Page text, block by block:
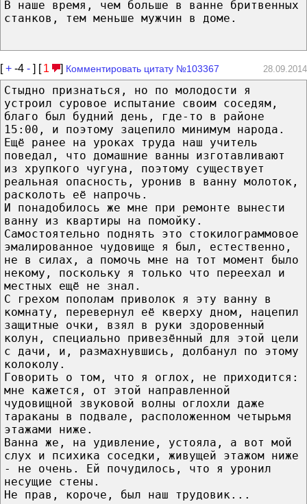
В наше время, чем больше в ванне бритвенных
станков, тем меньше мужчин в доме.
[+ -4 - ] [ 1 ] Комментировать цитату №103367 28.09.2014
Стыдно признаться, но по молодости я
устроил суровое испытание своим соседям,
благо был будний день, где-то в районе
15:00, и поэтому зацепило минимум народа.
Ещё ранее на уроках труда наш учитель
поведал, что домашние ванны изготавливают
из хрупкого чугуна, поэтому существует
реальная опасность, уронив в ванну молоток,
расколоть её напрочь.
И понадобилось же мне при ремонте вынести
ванну из квартиры на помойку.
Самостоятельно поднять это стокилограммовое
эмалированное чудовище я был, естественно,
не в силах, а помочь мне на тот момент было
некому, поскольку я только что переехал и
местных ещё не знал.
С грехом пополам приволок я эту ванну в
комнату, перевернул её кверху дном, нацепил
защитные очки, взял в руки здоровенный
колун, специально привезённый для этой цели
с дачи, и, размахнувшись, долбанул по этому
колоколу.
Говорить о том, что я оглох, не приходится:
мне кажется, от этой направленной
чудовищной звуковой волны оглохли даже
тараканы в подвале, расположенном четырьмя
этажами ниже.
Ванна же, на удивление, устояла, а вот мой
слух и психика соседки, живущей этажом ниже
- не очень. Ей почудилось, что я уронил
несущие стены.
Не прав, короче, был наш трудовик...